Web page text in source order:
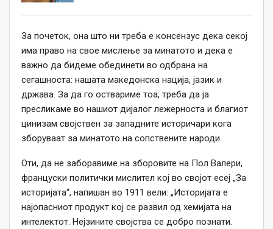
За почеток, она што ни треба е консензус дека секој
има право на свое мислење за минатото и дека е
важно да бидеме обединети во одбрана на
сегашноста: нашата македонска нација, јазик и
држава. За да го оствариме тоа, треба да ја
пресликаме во нашиот дијалог лежерноста и благиот
цинизам својствен за западните историчари кога
зборуваат за минатото на сопствените народи.
Оти, да не заборавиме на зборовите на Пол Валери,
француски политички мислител кој во својот есеј „За
историјата“, напишан во 1911 вели: „Историјата е
најопасниот продукт кој се развил од хемијата на
интелектот. Нејзините својства се добро познати.